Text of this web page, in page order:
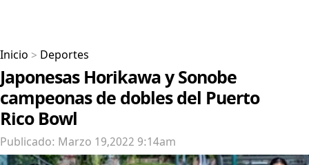
Inicio > Deportes
Japonesas Horikawa y Sonobe
campeonas de dobles del Puerto
Rico Bowl
Publicado: Marzo 19,2022 9:14am